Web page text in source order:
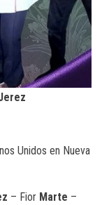
Unidos en Nueva
– Fior Marte –